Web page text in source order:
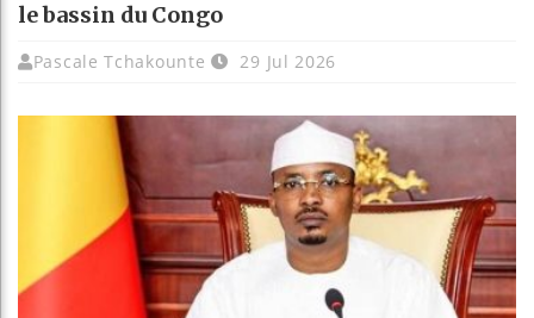
le bassin du Congo
Pascale Tchakounte 29 Jul 2026